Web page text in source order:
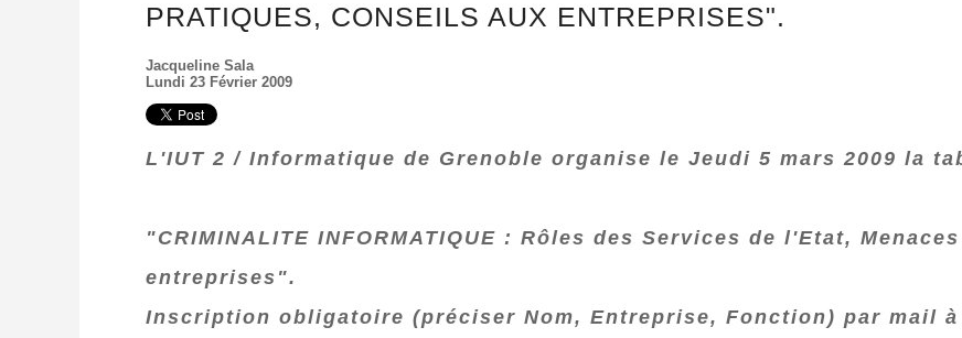
PRATIQUES, CONSEILS AUX ENTREPRISES".
Jacqueline Sala
Lundi 23 Février 2009
L'IUT 2 / Informatique de Grenoble organise le Jeudi 5 mars 2009 la
"CRIMINALITE INFORMATIQUE : Rôles des Services de l'Etat,
entreprises".
Inscription obligatoire (préciser Nom, Entreprise, Fonction) par mail à